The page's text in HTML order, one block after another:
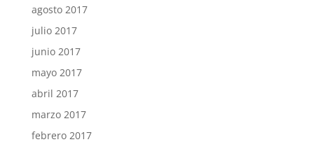
agosto 2017
julio 2017
junio 2017
mayo 2017
abril 2017
marzo 2017
febrero 2017